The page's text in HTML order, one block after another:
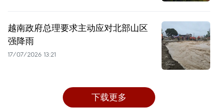
越南政府总理要求主动应对北部山区
强降雨
17/07/2026 13:21
下载更多